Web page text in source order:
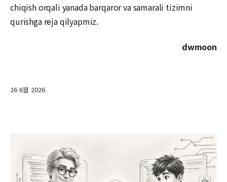
chiqish orqali yanada barqaror va samarali tizimni
qurishga reja qilyapmiz.
dwmoon
26 6월 2026